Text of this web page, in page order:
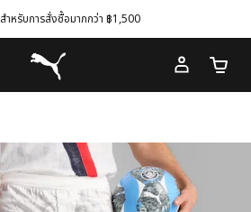
สำหรับการสั่งซื้อมากกว่า ฿1,500
Puma โฮม
จำนว